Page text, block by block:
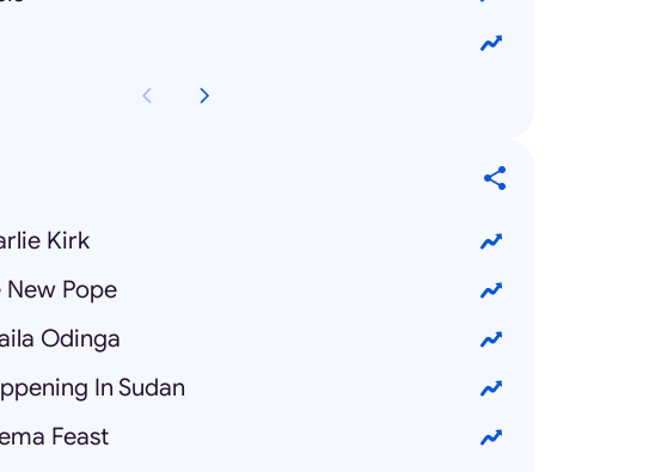
Kirk
New Pope
Odinga
In Sudan
Feast